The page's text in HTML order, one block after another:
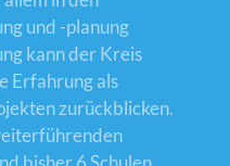
und -planung
kann der Kreis
Erfahrung als
zurückblicken.